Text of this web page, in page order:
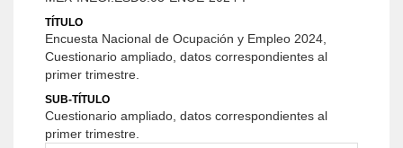
TÍTULO
Encuesta Nacional de Ocupación y Empleo 2024,
Cuestionario ampliado, datos correspondientes al
primer trimestre.
SUB-TÍTULO
Cuestionario ampliado, datos correspondientes al
primer trimestre.